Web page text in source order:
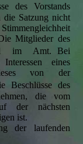
des Vorstands
die Satzung nicht
Mitglieder des
im Amt. Bei
eines
von der
Beschlüsse des
die vom
der nächsten
ist.
der laufenden